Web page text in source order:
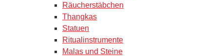
Räucherstäbchen
Thangkas
Statuen
Ritualinstrumente
Malas und Steine